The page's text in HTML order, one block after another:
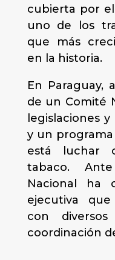
cubierta por el
uno de los
que más
en la historia.
En Paraguay,
de un Comité
legislaciones
y un
está luchar
tabaco.
Nacional ha
ejecutiva
con
coordinación